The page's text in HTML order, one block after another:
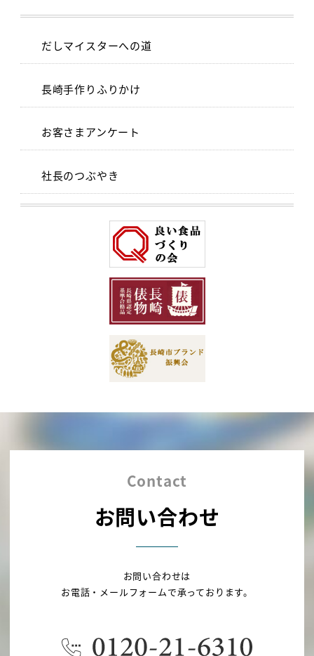
だしマイスターへの道
長崎手作りふりかけ
お客さまアンケート
社長のつぶやき
Contact
お問い合わせ
お問い合わせは
お電話・メールフォームで承っております。